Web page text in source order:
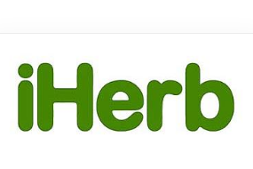
vilket gör att den inte skadar dina
tänder eller tandkött. Samma
behandlingsmetod som hos
tandläkaren, men 70-95 % billigare. Läs